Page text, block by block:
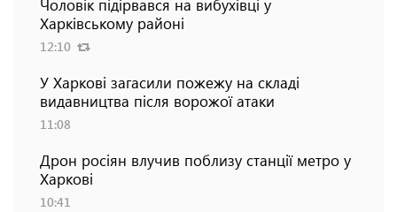
Чоловік підірвався на вибухівці у
Харківському районі
12:10
У Харкові загасили пожежу на складі
видавництва після ворожої атаки
11:08
Дрон росіян влучив поблизу станції метро у
Харкові
10:41